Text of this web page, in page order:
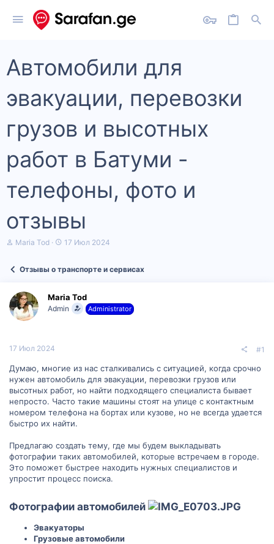
Автомобили для
эвакуации, перевозки
грузов и высотных
работ в Батуми -
телефоны, фото и
отзывы
А
т
е
м
ы
Maria Tod
Д
а
ч
а
17 Июл 2024
Отзывы о транспорте и сервисах
Maria Tod
Admin Administrator
17 Июл 2024 #1
Думаю, многие из нас сталкивались с ситуацией, когда срочно
нужен автомобиль для эвакуации, перевозки грузов или
высотных работ, но найти подходящего специалиста бывает
непросто. Часто такие машины стоят на улице с контактным
номером телефона на бортах или кузове, но не всегда удается
быстро их найти.
Предлагаю создать тему, где мы будем выкладывать
фотографии таких автомобилей, которые встречаем в городе.
Это поможет быстрее находить нужных специалистов и
упростит процесс поиска.
Фотографии автомобилей
Эвакуаторы
Грузовые автомобили